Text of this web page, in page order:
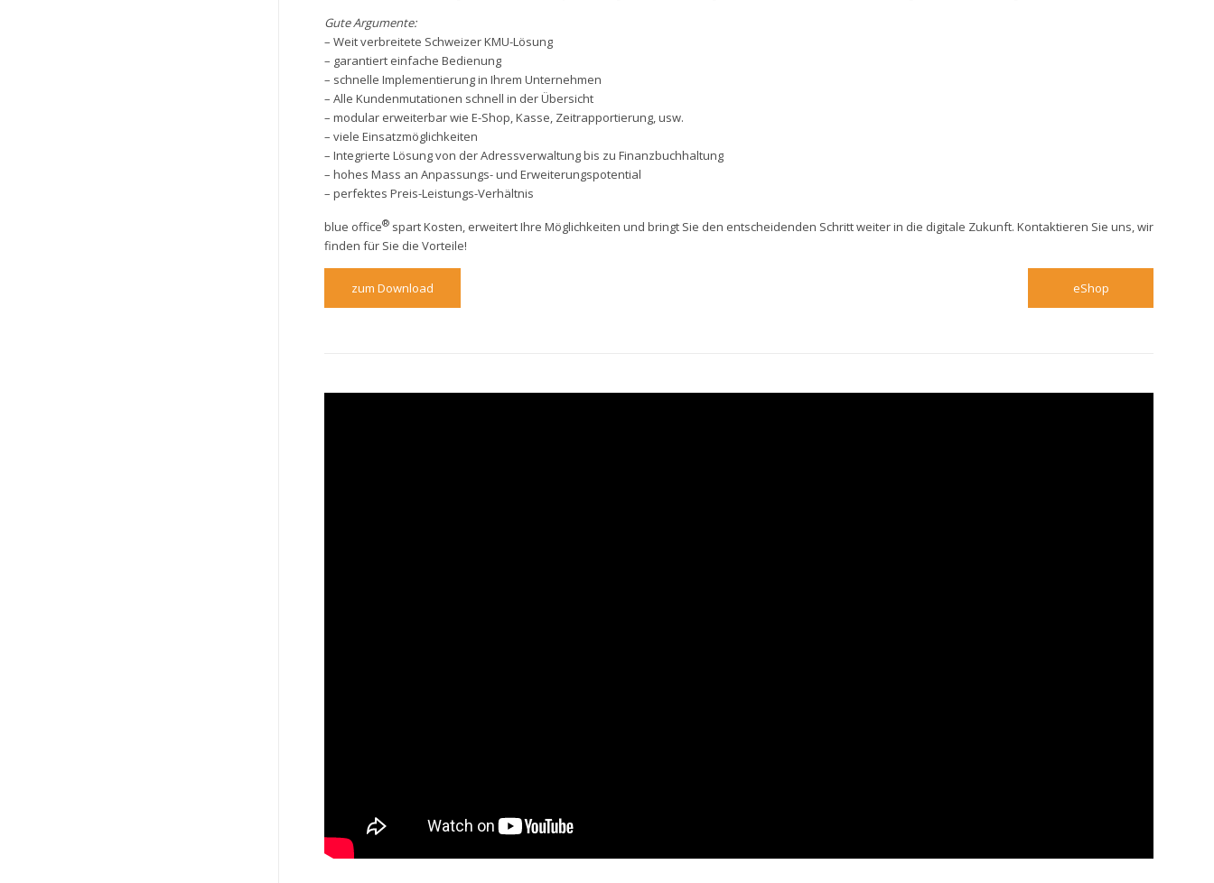
Gute Argumente:
– Weit verbreitete Schweizer KMU-Lösung
– garantiert einfache Bedienung
– schnelle Implementierung in Ihrem Unternehmen
– Alle Kundenmutationen schnell in der Übersicht
– modular erweiterbar wie E-Shop, Kasse, Zeitrapportierung, usw.
– viele Einsatzmöglichkeiten
– Integrierte Lösung von der Adressverwaltung bis zu Finanzbuchhaltung
– hohes Mass an Anpassungs- und Erweiterungspotential
– perfektes Preis-Leistungs-Verhältnis
blue office® spart Kosten, erweitert Ihre Möglichkeiten und bringt Sie den entscheidenden Schritt weiter in die digitale Zukunft. Kontaktieren Sie uns, wir
finden für Sie die Vorteile!
zum Download eShop